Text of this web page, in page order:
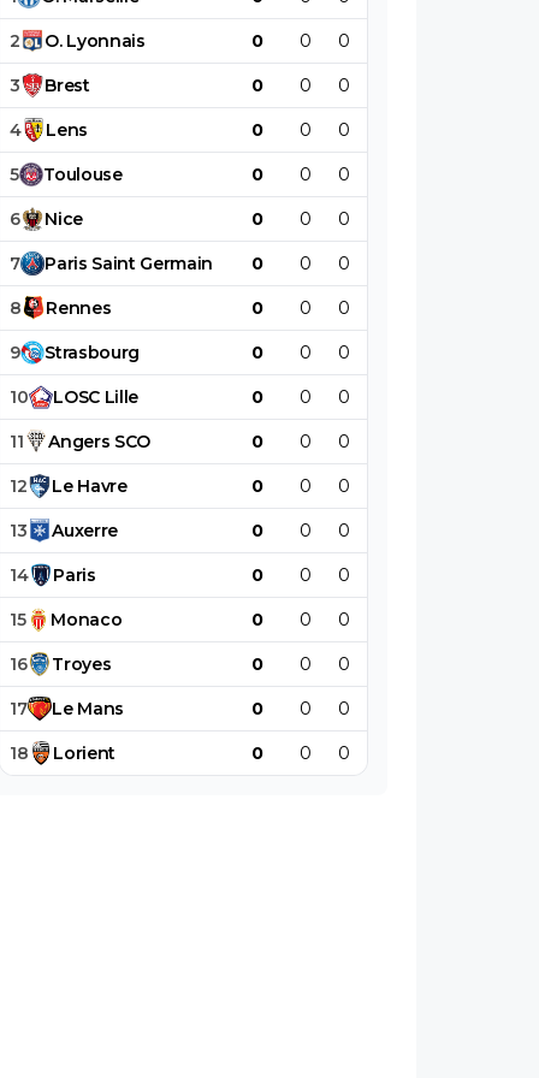
moins.
2 O. Lyonnais 0 0 0
3 Brest 0 0 0
4 Lens 0 0 0
5 Toulouse 0 0 0
6 Nice 0 0 0
7 Paris Saint Germain 0 0 0
8 Rennes 0 0 0
9 Strasbourg 0 0 0
10 LOSC Lille 0 0 0
11 Angers SCO 0 0 0
12 Le Havre 0 0 0
13 Auxerre 0 0 0
14 Paris 0 0 0
15 Monaco 0 0 0
16 Troyes 0 0 0
17 Le Mans 0 0 0
18 Lorient 0 0 0